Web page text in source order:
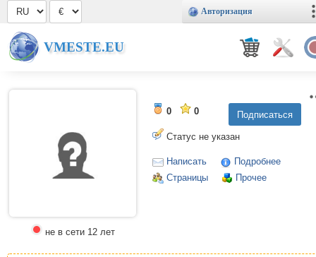
Авторизация
VMESTE.EU
не в сети 12 лет
0 0
Статус не указан
Написать
Подробнее
Страницы
Прочее